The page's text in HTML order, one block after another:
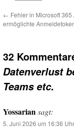
← Fehler in Microsoft
ermöglichte
32
Datenverlust
Teams etc.
Yossariansagt:
5. Juni 2026 um 16:36 Uhr